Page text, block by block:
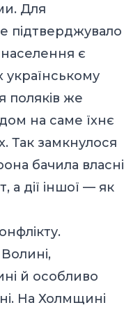
Для
підтверджувало
є
поляків же
на саме їхнє
Так замкнулося
бачила власні
а дії іншої — як
й особливо
На Холмщині